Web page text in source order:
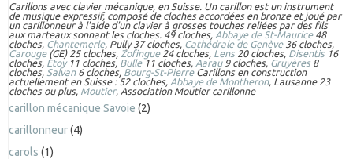
Carillons avec clavier mécanique, en Suisse. Un carillon est un instrument
de musique expressif, composé de cloches accordées en bronze et joué par
un carillonneur à l'aide d'un clavier à grosses touches reliées par des fils
aux marteaux sonnant les cloches. 49 cloches, Abbaye de St-Maurice48
cloches, Chantemerle, Pully 37 cloches, Cathédrale de Genève36 cloches,
Carouge(GE) 25 cloches, Zofingue24 cloches, Lens 20 cloches, Disentis 16
cloches, Etoy11 cloches, Bulle11 cloches, Aarau9 cloches, Gruyères 8
cloches, Salvan 6 cloches, Bourg-St-PierreCarillons en construction
actuellement en Suisse : 52 cloches, Abbaye de Montheron, Lausanne 23
cloches ou plus, Moutier, Association Moutier carillonne
carillon mécanique Savoie (2)
carillonneur(4)
carols (1)